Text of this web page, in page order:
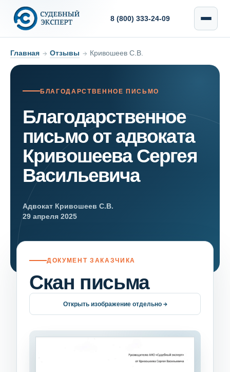
8 (800) 333-24-09
Главная → Отзывы → Кривошеев С.В.
БЛАГОДАРСТВЕННОЕ ПИСЬМО
Благодарственное
письмо от адвоката
Кривошеева Сергея
Васильевича
Адвокат Кривошеев С.В.
29 апреля 2025
ДОКУМЕНТ ЗАКАЗЧИКА
Скан письма
Открыть изображение отдельно →